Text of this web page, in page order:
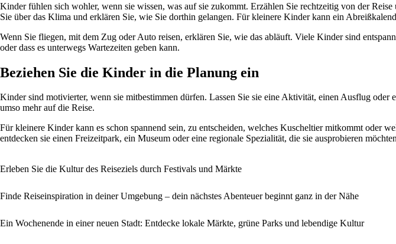
Kinder fühlen sich wohler, wenn sie wissen, was auf sie zukommt. Erzählen Sie rechtzeitig von der
Sie über das Klima und erklären Sie, wie Sie dorthin gelangen. Für kleinere Kinder kann ein
Wenn Sie fliegen, mit dem Zug oder Auto reisen, erklären Sie, wie das abläuft. Viele Kinder sind
oder dass es unterwegs Wartezeiten geben kann.
Beziehen Sie die Kinder in die Planung ein
Kinder sind motivierter, wenn sie mitbestimmen dürfen. Lassen Sie sie eine Aktivität, einen Ausflug oder
umso mehr auf die Reise.
Für kleinere Kinder kann es schon spannend sein, zu entscheiden, welches Kuscheltier mitkommt oder
entdecken sie einen Freizeitpark, ein Museum oder eine regionale Spezialität, die sie ausprobieren
Erleben Sie die Kultur des Reiseziels durch Festivals und Märkte
Finde Reiseinspiration in deiner Umgebung – dein nächstes Abenteuer beginnt ganz in der Nähe
Ein Wochenende in einer neuen Stadt: Entdecke lokale Märkte, grüne Parks und lebendige Kultur